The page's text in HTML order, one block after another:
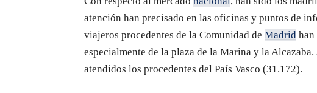
atención han precisado en las oficinas y puntos de
viajeros procedentes de la Comunidad de Madrid han
especialmente de la plaza de la Marina y la
atendidos los procedentes del País Vasco (31.172).